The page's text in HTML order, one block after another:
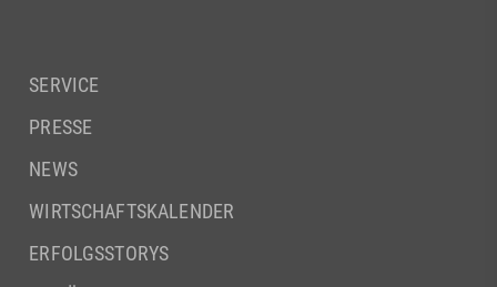
SERVICE
PRESSE
NEWS
WIRTSCHAFTSKALENDER
ERFOLGSSTORYS